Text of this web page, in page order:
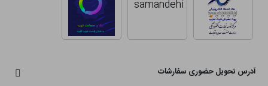
آدرس تحویل حضوری سفارشات